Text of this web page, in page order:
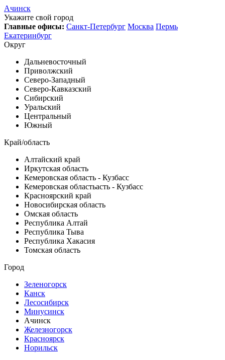
Ачинск
Укажите свой город
Главные офисы: Санкт-Петербург Москва Пермь
Екатеринбург
Округ
Дальневосточный
Приволжский
Северо-Западный
Северо-Кавказский
Сибирский
Уральский
Центральный
Южный
Край/область
Алтайский край
Иркутская область
Кемеровская область - Кузбасс
Кемеровская областьасть - Кузбасс
Красноярский край
Новосибирская область
Омская область
Республика Алтай
Республика Тыва
Республика Хакасия
Томская область
Город
Зеленогорск
Канск
Лесосибирск
Минусинск
Ачинск
Железногорск
Красноярск
Норильск